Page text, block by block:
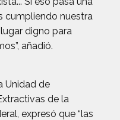
cumpliendo nuestra
digno para
añadió.
Unidad de
de la
expresó que “las